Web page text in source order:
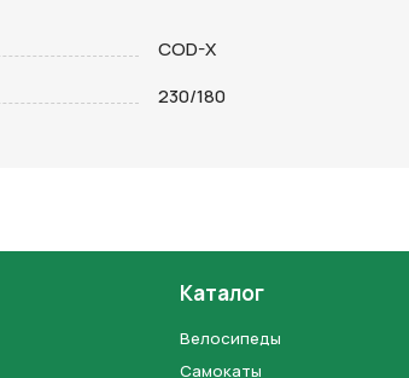
COD-X
230/180
Каталог
Велосипеды
Самокаты
Отправить
заявку”, вы даете согласие на обработку